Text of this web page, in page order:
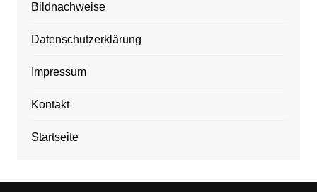
Bildnachweise
Datenschutzerklärung
Impressum
Kontakt
Startseite